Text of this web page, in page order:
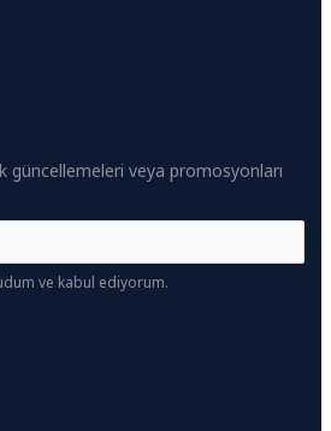
güncellemeleri veya promosyonları
ve kabul ediyorum.